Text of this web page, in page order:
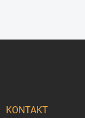
KONTAKT